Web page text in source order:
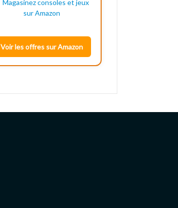
Voir les offres sur Amazon